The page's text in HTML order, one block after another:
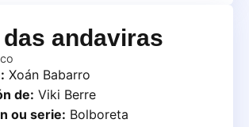
andaviras
Xoán Babarro
de: Viki Berre
ou serie: Bolboreta